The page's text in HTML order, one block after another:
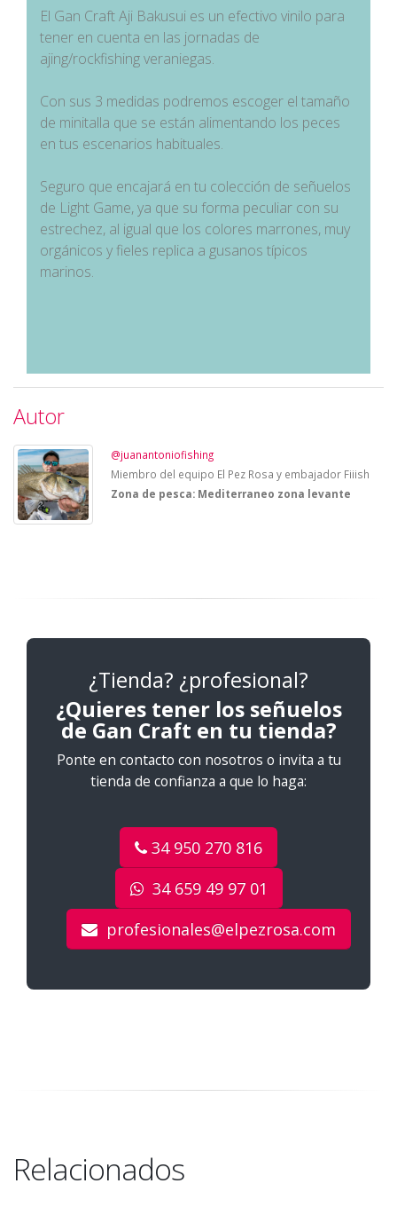
El Gan Craft Aji Bakusui es un efectivo vinilo para
tener en cuenta en las jornadas de
ajing/rockfishing veraniegas.
Con sus 3 medidas podremos escoger el tamaño
de minitalla que se están alimentando los peces
en tus escenarios habituales.
Seguro que encajará en tu colección de señuelos
de Light Game, ya que su forma peculiar con su
estrechez, al igual que los colores marrones, muy
orgánicos y fieles replica a gusanos típicos
marinos.
Autor
@juanantoniofishing
Miembro del equipo El Pez Rosa y embajador Fiiish
Zona de pesca: Mediterraneo zona levante
¿Tienda? ¿profesional?
¿Quieres tener los señuelos
de Gan Craft en tu tienda?
Ponte en contacto con nosotros o invita a tu
tienda de confianza a que lo haga:
34 950 270 816
34 659 49 97 01
profesionales@elpezrosa.com
Relacionados